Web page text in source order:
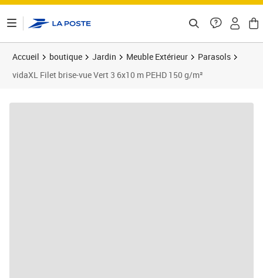
Accueil boutique Jardin Meuble Extérieur
Parasols
vidaXL Filet brise-vue Vert 3 6x10 m PEHD 150 g/m²